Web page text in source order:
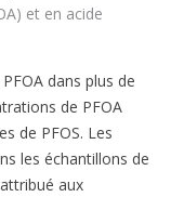
et en acide
dans plus de
de PFOA
de PFOS. Les
les échantillons de
aux